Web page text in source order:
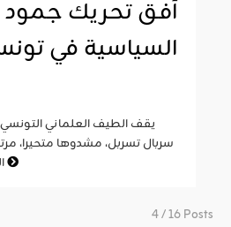
أفق تحريك جمود
السياسية في
يقف الطيف العلماني
سربال تسربل، مشدوها متحيرا،
4 / 16 Posts